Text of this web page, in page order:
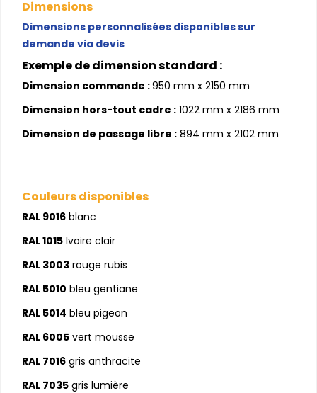
Dimensions
Dimensions personnalisées disponibles sur
demande via devis
Exemple de dimension standard :
Dimension commande :950 mm x 2150 mm
Dimension hors-tout cadre : 1022 mm x 2186 mm
Dimension de passage libre : 894 mm x 2102 mm
Couleurs disponibles
RAL 9016 blanc
RAL 1015 Ivoire clair
RAL 3003 rouge rubis
RAL 5010 bleu gentiane
RAL 5014 bleu pigeon
RAL 6005 vert mousse
RAL 7016 gris anthracite
RAL 7035 gris lumière